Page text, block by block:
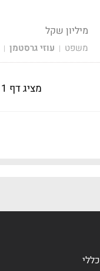
מיליון שקל
משפט | עוזי גרסטמן |
מציג דף 1 מתוך 9
כללי